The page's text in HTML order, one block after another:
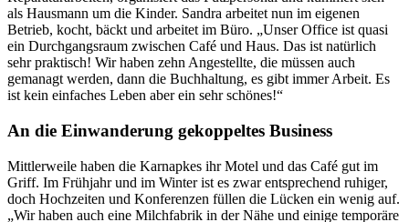
als Hausmann um die Kinder. Sandra arbeitet nun im eigenen
Betrieb, kocht, bäckt und arbeitet im Büro. „Unser Office ist quasi
ein Durchgangsraum zwischen Café und Haus. Das ist natürlich
sehr praktisch! Wir haben zehn Angestellte, die müssen auch
gemanagt werden, dann die Buchhaltung, es gibt immer Arbeit. Es
ist kein einfaches Leben aber ein sehr schönes!“
An die Einwanderung gekoppeltes Business
Mittlerweile haben die Karnapkes ihr Motel und das Café gut im
Griff. Im Frühjahr und im Winter ist es zwar entsprechend ruhiger,
doch Hochzeiten und Konferenzen füllen die Lücken ein wenig auf.
„Wir haben auch eine Milchfabrik in der Nähe und einige temporäre